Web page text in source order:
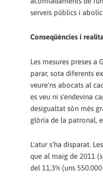
serveis públics i
Conseqüències i
Les mesures preses
parar, sota diferents
veure'ns abocats al
es veu ni s'endevina
desigualtat són més
glòria de la patronal,
L'atur s'ha disparat.
que al maig de 2011
del 11,3% (uns